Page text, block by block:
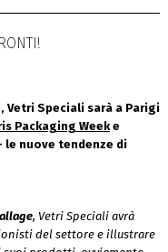
Vetri Speciali sarà a Parigi
Packaging Weeke
nuove tendenze di
, Vetri Speciali avrà
del settore e illustrare